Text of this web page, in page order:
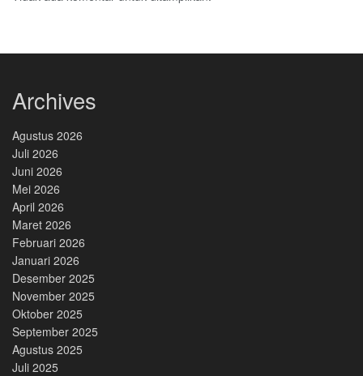
Archives
Agustus 2026
Juli 2026
Juni 2026
Mei 2026
April 2026
Maret 2026
Februari 2026
Januari 2026
Desember 2025
November 2025
Oktober 2025
September 2025
Agustus 2025
Juli 2025